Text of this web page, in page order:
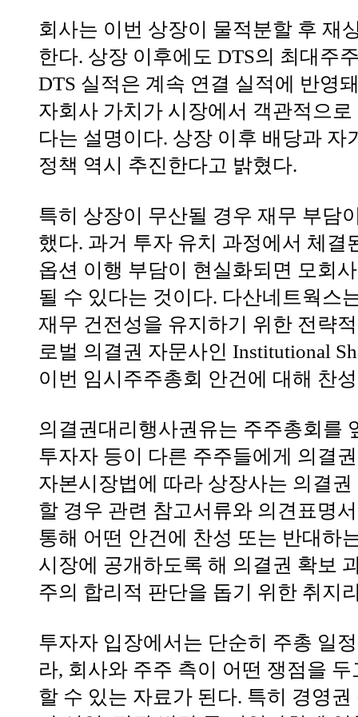
회사는 이번 상장이 물적분할 후 재
한다. 상장 이후에도 DTS의 최대주
DTS 실적은 계속 연결 실적에 반영
자회사 가치가 시장에서 객관적으
다는 설명이다. 상장 이후 배당과 자
정책 역시 추진한다고 밝혔다.
특히 상장이 무산될 경우 재무 부담
했다. 과거 투자 유치 과정에서 체결
옵션 이행 부담이 현실화되면 모회
될 수 있다는 것이다. 다산네트웍스
재무 건전성을 유지하기 위한 전략
로벌 의결권 자문사인 Institutional
이번 임시주주총회 안건에 대해 찬
의결권대리행사권유는 주주총회를
투자자 등이 다른 주주들에게 의결
자본시장법에 따라 상장사는 의결
할 경우 관련 참고서류와 의견표명
통해 어떤 안건에 찬성 또는 반대하
시장에 공개하도록 해 의결권 확보
주의 합리적 판단을 돕기 위한 취지
투자자 입장에서는 단순히 주총 일
라, 회사와 주주 측이 어떤 쟁점을
할 수 있는 자료가 된다. 특히 경영